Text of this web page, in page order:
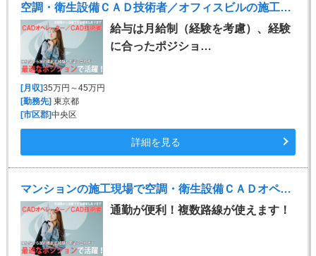
空調・衛生設備ＣＡＤ技術者／オフィスビルの施工計画（空調・衛生設備 Rebro）
給与は月給制（経験を考慮）、経験
に合ったポジショ…
[月収]35万円～45万円
[勤務先]東京都
[市区郡]中央区
詳細を見る
マンションの施工現場で空調・衛生設備ＣＡＤオペレーター（Rebro・Tfas 千代田区）
通勤が便利！複数路線が使えます！